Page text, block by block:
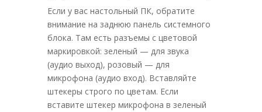
Если у вас настольный ПК, обратите
внимание на заднюю панель системного
блока. Там есть разъемы с цветовой
маркировкой: зеленый — для звука
(аудио выход), розовый — для
микрофона (аудио вход). Вставляйте
штекеры строго по цветам. Если
вставите штекер микрофона в зеленый